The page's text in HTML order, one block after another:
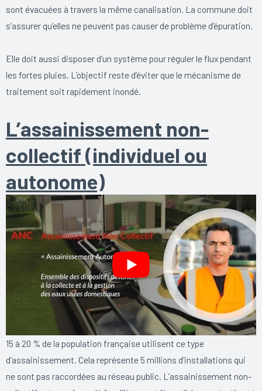
sont évacuées à travers la même canalisation. La commune doit
s’assurer qu’elles ne peuvent pas causer de problème d’épuration.
Elle doit aussi disposer d’un système pour réguler le flux pendant
les fortes pluies. L’objectif reste d’éviter que le mécanisme de
traitement soit rapidement inondé.
L’assainissement non-
collectif (individuel ou
autonome)
15 à 20 % de la population française utilisent ce type
d’assainissement. Cela représente 5 millions d’installations qui
ne sont pas raccordées au réseau public. L’assainissement non-